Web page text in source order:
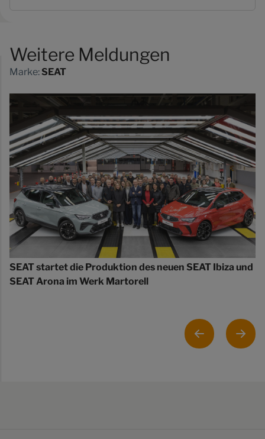
Weitere Meldungen
Marke: SEAT
SEAT startet die Produktion des neuen SEAT Ibiza und
SEAT Arona im Werk Martorell